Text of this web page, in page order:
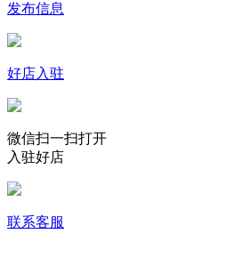
发布信息
好店入驻
微信扫一扫打开
入驻好店
联系客服